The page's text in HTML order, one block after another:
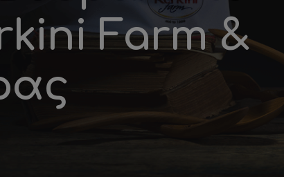
Farm &